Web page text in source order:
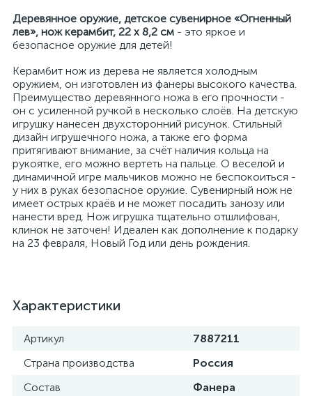
Деревянное оружие, детское сувенирное «Огненный
лев», нож керамбит, 22 х 8,2 см - это яркое и
безопасное оружие для детей!
Керамбит нож из дерева не является холодным
оружием, он изготовлен из фанеры высокого качества.
Преимущество деревянного ножа в его прочности -
он с усиленной ручкой в несколько слоёв. На детскую
игрушку нанесен двухсторонний рисунок. Стильный
дизайн игрушечного ножа, а также его форма
притягивают внимание, за счёт наличия кольца на
рукоятке, его можно вертеть на пальце. О веселой и
динамичной игре мальчиков можно не беспокоиться -
у них в руках безопасное оружие. Сувенирный нож не
имеет острых краёв и не может посадить занозу или
нанести вред. Нож игрушка тщательно отшлифован,
клинок не заточен! Идеален как дополнение к подарку
на 23 февраля, Новый Год или день рождения.
Характеристики
Артикул
7887211
Страна производства
Россия
Состав
Фанера